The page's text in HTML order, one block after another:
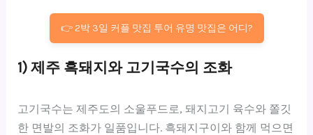
👉 2박 3일 커플 맛집 투어 유명 맛집은 어디?
1) 제주 흑돼지와 고기국수의 조화
고기국수는 제주도의 소울푸드로, 돼지고기 육수와 쫄깃
한 면발의 조화가 일품입니다. 흑돼지구이와 함께 먹으면